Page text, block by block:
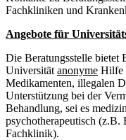
Fachkliniken und
Angebote für
Die Beratungsstelle bietet
Universität anonyme Hilfe
Medikamenten, illegalen
Unterstützung bei der
Behandlung, sei es
psychotherapeutisch (z.B.
Fachklinik).